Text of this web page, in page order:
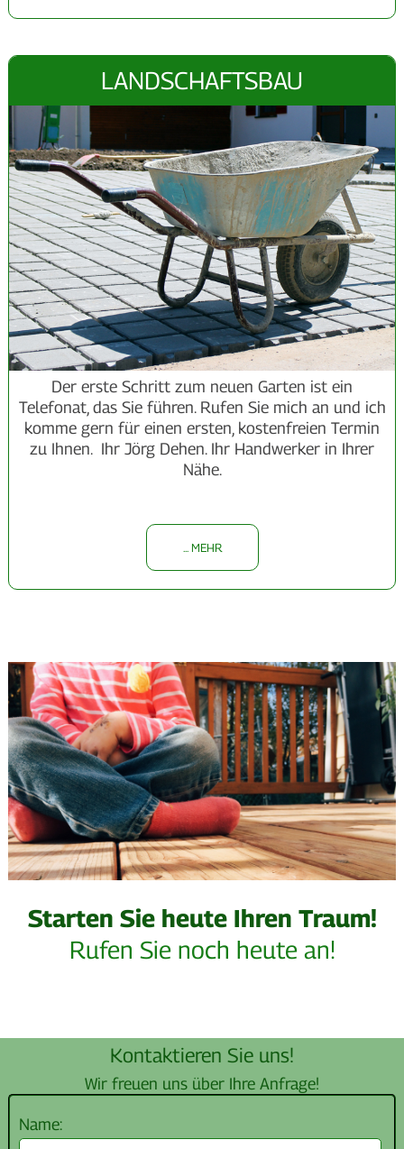
LANDSCHAFTSBAU
Der erste Schritt zum neuen Garten ist ein
Telefonat, das Sie führen. Rufen Sie mich an und ich
komme gern für einen ersten, kostenfreien Termin
zu Ihnen. Ihr Jörg Dehen. Ihr Handwerker in Ihrer
Nähe.
... MEHR
Starten Sie heute Ihren Traum!
Rufen Sie noch heute an!
Kontaktieren Sie uns!
Wir freuen uns über Ihre Anfrage!
Name: